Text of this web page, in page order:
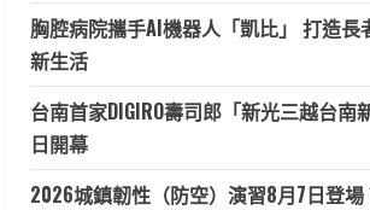
胸腔病院攜手AI機器人「凱比」 打造長
新生活
台南首家DIGIRO壽司郎「新光三越台南
日開幕
2026城鎮韌性（防空）演習8月7日登